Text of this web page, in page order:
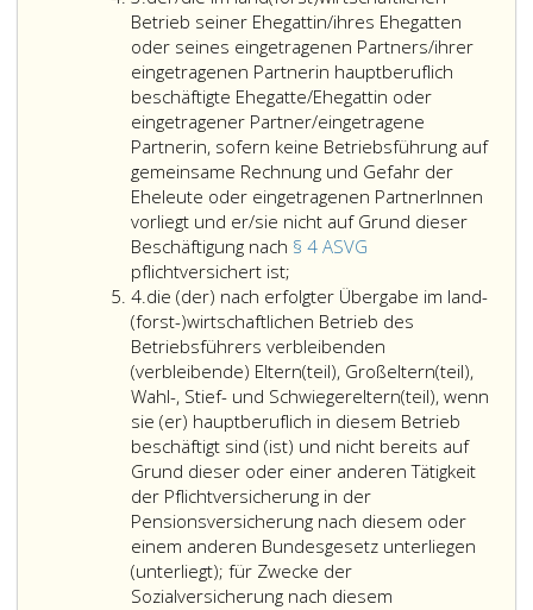
wird
vermutet,
daß
Grundstücke,
die
als
Vermögen
nach
Nr. 148,
sind
oder
Teil
einer
als
bewerteten
wirtschaftlichen
sind,
erfolgen,
und
haftenden
sofern
die
Führung
eines
im
zum
der
Ziffer
eins,
Enkel,
Wahl-
und
Stiefkinder
sowie
die
Schwiegerkinder
einer
in
Ziffer
eins,
genannten
Person,
alle
diese,
wenn
sie
hauptberuflich
in
diesem
Betrieb
beschäftigt
sind
(Absatz
3
Betrieb seiner Ehegattin/ihres Ehegatten
oder seines eingetragenen Partners/ihrer
eingetragenen Partnerin hauptberuflich
beschäftigte Ehegatte/Ehegattin oder
eingetragener Partner/eingetragene
Partnerin, sofern keine Betriebsführung auf
gemeinsame Rechnung und Gefahr der
Eheleute oder eingetragenen PartnerInnen
vorliegt und er/sie nicht auf Grund dieser
Beschäftigung nach § 4 ASVG
pflichtversichert ist;
im
land(forst)wirtschaftlichen
Betrieb
seiner
Ehegattin/ihres
Ehegatten
oder
seines
eingetragenen
Partners/ihrer
eingetragenen
Partnerin
hauptberuflich
4.Ziffer
4
die (der) nach erfolgter Übergabe im land-
(forst-)wirtschaftlichen Betrieb des
Betriebsführers verbleibenden
(verbleibende) Eltern(teil), Großeltern(teil),
Wahl-, Stief- und Schwiegereltern(teil), wenn
sie (er) hauptberuflich in diesem Betrieb
beschäftigt sind (ist) und nicht bereits auf
Grund dieser oder einer anderen Tätigkeit
der Pflichtversicherung in der
Pensionsversicherung nach diesem oder
einem anderen Bundesgesetz unterliegen
(unterliegt); für Zwecke der
Sozialversicherung nach diesem